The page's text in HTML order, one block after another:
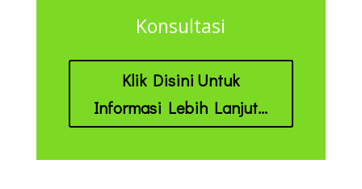
Konsultasi
Klik Disini Untuk
Informasi Lebih Lanjut...